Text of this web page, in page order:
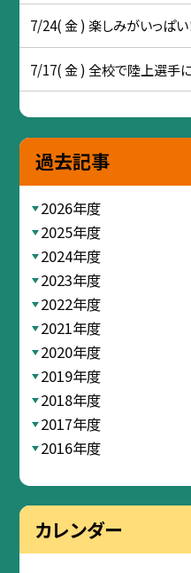
7/24( 金 ) 楽しみがいっぱい
7/17( 金 ) 全校で陸上選手に
過去記事
2026年度
2025年度
2024年度
2023年度
2022年度
2021年度
2020年度
2019年度
2018年度
2017年度
2016年度
カレンダー